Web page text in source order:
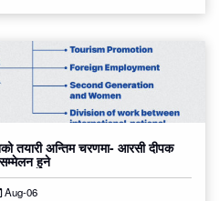
तयारी अन्तिम चरणमा- आरसी दीपक
हुने
Aug-06